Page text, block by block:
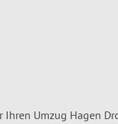
Umzug Hagen